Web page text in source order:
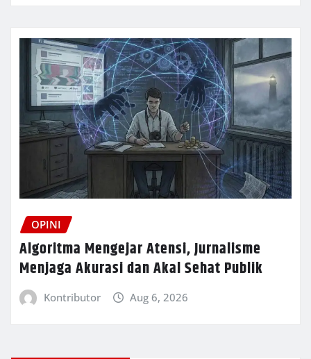
OPINI
Algoritma Mengejar Atensi, Jurnalisme
Menjaga Akurasi dan Akal Sehat Publik
Kontributor Aug 6, 2026